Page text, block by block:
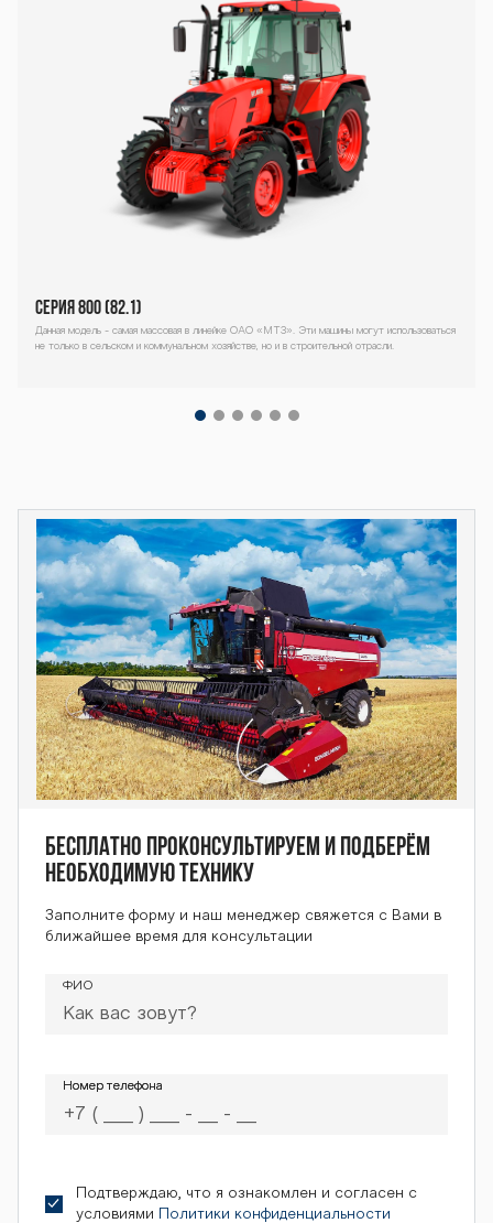
-1500-1523-3
seriya-1500-1
523-3 seriya-1
500-1523-3 se
riya-1500-152
0-1523-3 seri
ya-1500-1523-
3 seriya-1500-
1523-3
Серия 800 (82.1)
Данная модель - самая массовая в линейке ОАО «МТЗ». Эти машины могут использоваться
не только в сельском и коммунальном хозяйстве, но и в строительной отрасли.
Бесплатно проконсультируем и подберём
необходимую технику
Заполните форму и наш менеджер свяжется с Вами в
ближайшее время для консультации
ФИО
Номер телефона
Номер телефона
Подтверждаю, что я ознакомлен и согласен с
условиями
Политики конфиденциальности